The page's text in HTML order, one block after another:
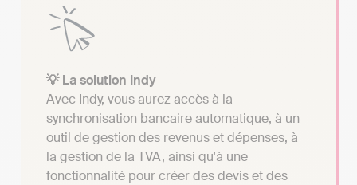
💡 La solution Indy
Avec Indy, vous aurez accès à la
synchronisation bancaire automatique, à un
outil de gestion des revenus et dépenses, à
la gestion de la TVA, ainsi qu'à une
fonctionnalité pour créer des devis et des